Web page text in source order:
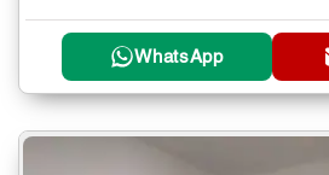
WhatsApp